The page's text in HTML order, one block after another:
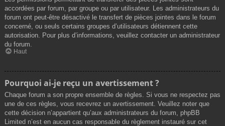
accordées par forum, par groupe ou par utilisateur. Les administrateurs du
forum ont peut-être désactivé le transfert de pièces jointes dans le forum
concerné, ou seuls certains groupes d’utilisateurs détiennent cette
autorisation. Pour plus d’informations, veuillez contacter un administrateur
du forum.
Haut
Pourquoi ai-je reçu un avertissement ?
Chaque forum a son propre ensemble de règles. Si vous ne respectez pas
une de ces règles, vous recevrez un avertissement. Veuillez noter que
cette décision n’appartient qu’aux administrateurs du forum, phpBB
Limited n’est en aucun cas responsable du règlement instauré sur cet